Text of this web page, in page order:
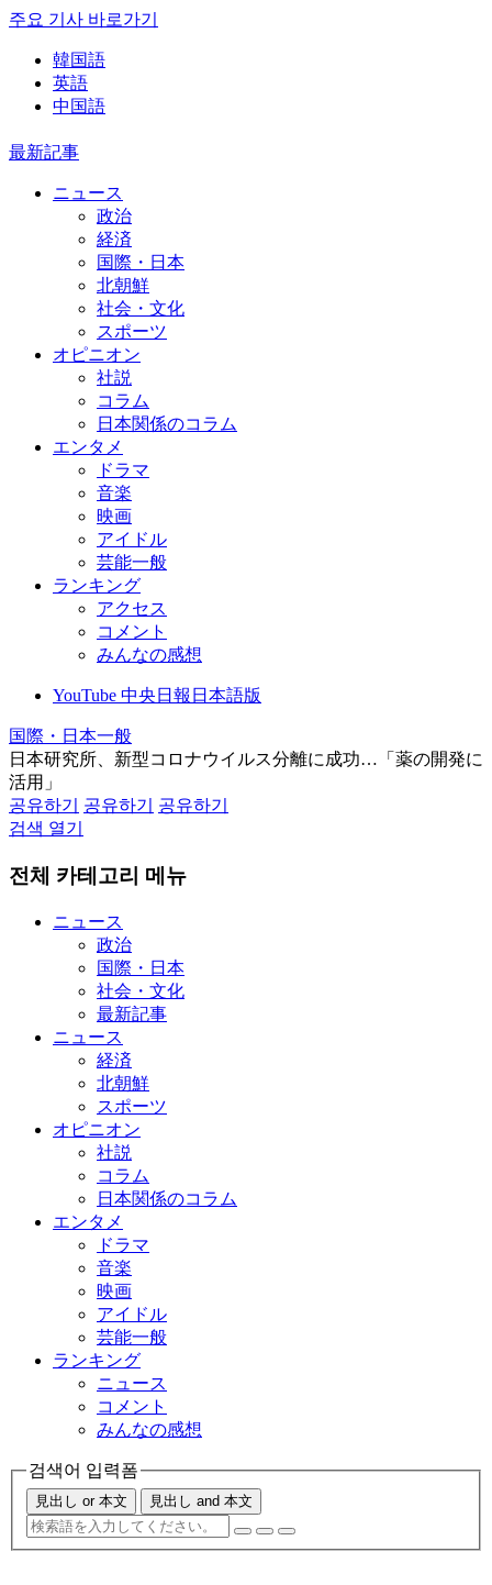
주요 기사 바로가기
韓国語
英語
中国語
最新記事
ニュース
政治
経済
国際・日本
北朝鮮
社会・文化
スポーツ
オピニオン
社説
コラム
日本関係のコラム
エンタメ
ドラマ
音楽
映画
アイドル
芸能一般
ランキング
アクセス
コメント
みんなの感想
YouTube 中央日報日本語版
国際・日本一般
日本研究所、新型コロナウイルス分離に成功…「薬の開発に
活用」
공유하기
공유하기
공유하기
검색 열기
전체 카테고리 메뉴
ニュース
政治
国際・日本
社会・文化
最新記事
ニュース
経済
北朝鮮
スポーツ
オピニオン
社説
コラム
日本関係のコラム
エンタメ
ドラマ
音楽
映画
アイドル
芸能一般
ランキング
ニュース
コメント
みんなの感想
검색어 입력폼
見出し or 本文 見出し and 本文